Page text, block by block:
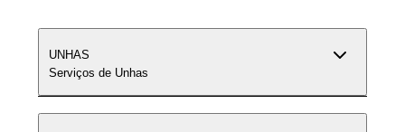
UNHAS
Serviços de Unhas